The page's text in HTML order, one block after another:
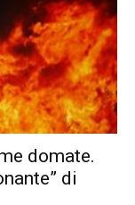
domate.
di